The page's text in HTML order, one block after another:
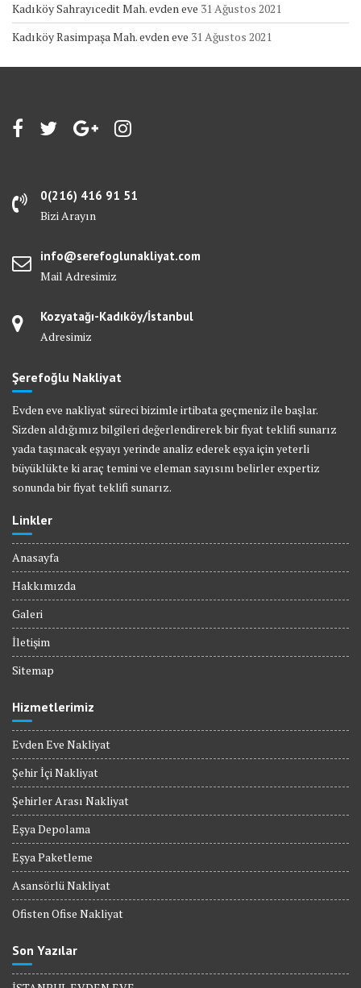
Kadıköy Sahrayıcedit Mah. evden eve 31 Ağustos 2021
Kadıköy Rasimpaşa Mah. evden eve 31 Ağustos 2021
0(216) 416 91 51
Bizi Arayın
info@serefoglunakliyat.com
Mail Adresimiz
Kozyatağı-Kadıköy/İstanbul
Adresimiz
Şerefoğlu Nakliyat
Evden eve nakliyat süreci bizimle irtibata geçmeniz ile başlar.
Sizden aldığımız bilgileri değerlendirerek bir fiyat teklifi sunarız
yada taşınacak eşyayı yerinde analiz ederek eşya için yeterli
büyüklükte ki araç temini ve eleman sayısını belirler expertiz
sonunda bir fiyat teklifi sunarız.
Linkler
Anasayfa
Hakkımızda
Galeri
İletişim
Sitemap
Hizmetlerimiz
Evden Eve Nakliyat
Şehir İçi Nakliyat
Şehirler Arası Nakliyat
Eşya Depolama
Eşya Paketleme
Asansörlü Nakliyat
Ofisten Ofise Nakliyat
Son Yazılar